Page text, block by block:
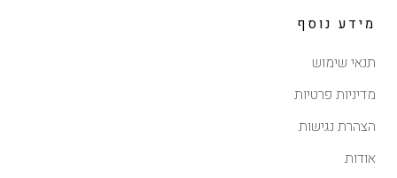
מידע נוסף
תנאי שימוש
מדיניות פרטיות
הצהרת נגישות
אודות